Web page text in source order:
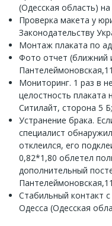
(Одесская область)
Проверка макета у
Законодательству
Монтаж плаката по
Фото отчет (ближний
Мониторинг. 1 раз в
целостность плаката
Ситилайт, сторона 5 Б;
Устранение брака.
специалист
отклеился, его
0,82*1,80 облетел
дополнительный
Стабильный контакт
Одесса (Одесская